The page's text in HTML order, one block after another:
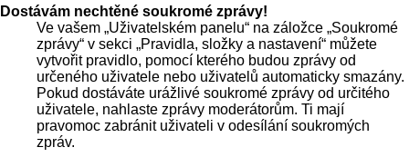
Dostávám nechtěné soukromé zprávy!
Ve vašem „Uživatelském panelu“ na záložce „Soukromé
zprávy“ v sekci „Pravidla, složky a nastavení“ můžete
vytvořit pravidlo, pomocí kterého budou zprávy od
určeného uživatele nebo uživatelů automaticky smazány.
Pokud dostáváte urážlivé soukromé zprávy od určitého
uživatele, nahlaste zprávy moderátorům. Ti mají
pravomoc zabránit uživateli v odesílání soukromých
zpráv.